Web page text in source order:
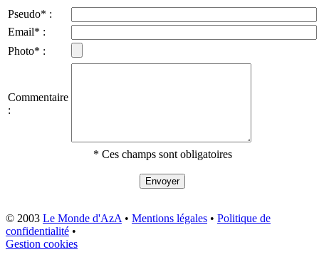
Pseudo* :
Email* :
Photo* :
Commentaire
:
* Ces champs sont obligatoires
© 2003 Le Monde d'AzA • Mentions légales • Politique de
confidentialité •
Gestion cookies